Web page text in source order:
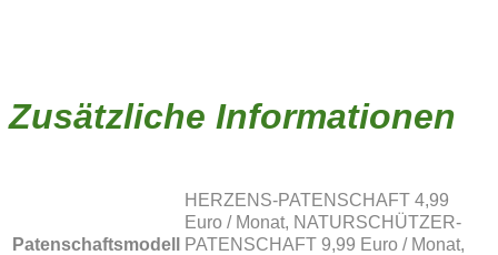
Zusätzliche Informationen
Patenschaftsmodell
HERZENS-PATENSCHAFT 4,99
Euro / Monat, NATURSCHÜTZER-
PATENSCHAFT 9,99 Euro / Monat,